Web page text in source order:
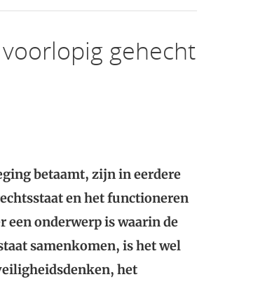
gehecht
betaamt, zijn in eerdere
en het functioneren
een onderwerp is waarin de
samenkomen, is het wel
het